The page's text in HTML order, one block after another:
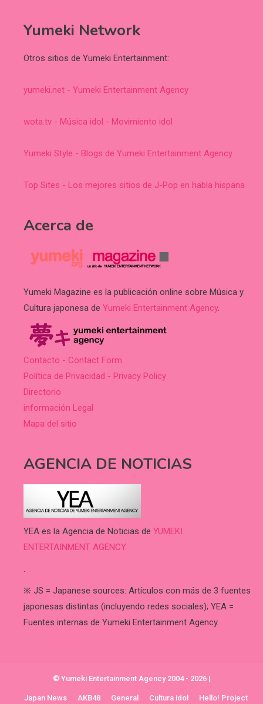
Yumeki Network
Otros sitios de Yumeki Entertainment:
yumeki.net - Yumeki Entertainment Agency
wota.tv - Música idol - Movimiento idol
Yumeki Style - Blogs de Yumeki Entertainment Agency
Top Sites - Los mejores sitios de J-Pop en habla hispana
Acerca de
Yumeki Magazine es la publicación online sobre Música y
Cultura japonesa de Yumeki Entertainment Agency.
Contacto - Contact Form
Política de Privacidad - Privacy Policy
Directorio
información Legal
Mapa del sitio
AGENCIA DE NOTICIAS
YEA es la Agencia de Noticias de YUMEKI
ENTERTAINMENT AGENCY.
.
※ JS = Japanese sources: Artículos con más de 3 fuentes
japonesas distintas (incluyendo redes sociales); YEA =
Fuentes internas de Yumeki Entertainment Agency.
© Yumeki Entertainment Agency 2004 - 2026 |
Japan News AKB48 General Cultura idol Hello! Project